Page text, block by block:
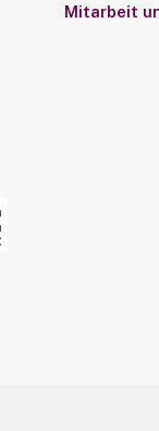
Mitarbeit